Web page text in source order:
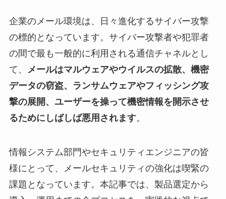
企業のメール環境は、日々進化するサイバー攻撃
の標的となっています。サイバー攻撃者や犯罪者
の間で最も一般的に利用される通信チャネルとし
て、 メールはマルウェアやウイルスの拡散、機密
データの窃盗、ランサムウェアやフィッシング攻
撃の展開、ユーザーを操って機密情報を開示させ
るためにしばしば悪用されます。
情報システム部門やセキュリティエンジニアの皆
様にとって、メールセキュリティの強化は喫緊の
課題となっています。本記事では、製品選定から